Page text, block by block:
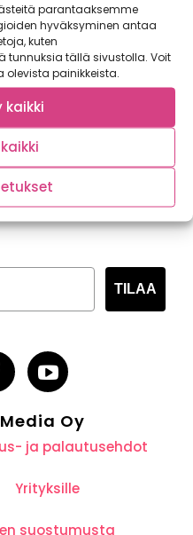
parantaaksemme
hyväksyminen antaa
kuten
tunnuksia tällä sivustolla. Voit
painikkeista.
kaikki
uutiskirje
TILAA
Oy
ja palautusehdot
Yrityksille
suostumusta